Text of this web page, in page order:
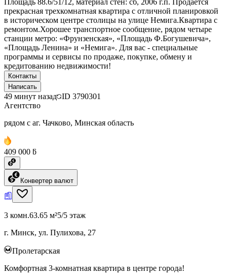
Площадь 88.6/51/12, материал стен: сб, 2006 г.п. Продается
прекрасная трехкомнатная квартира с отличной планировкой
в историческом центре столицы на улице Немига.Квартира с
ремонтом.Хорошее транспортное сообщение, рядом четыре
станции метро: «Фрунзенская», «Площадь Ф.Богушевича»,
«Площадь Ленина» и «Немига». Для вас - специальные
программы и сервисы по продаже, покупке, обмену и
кредитованию недвижимости!
Контакты
Написать
49 минут назад ID 3790301
Агентство
рядом с аг. Чачково, Минская область
409 000 ƃ
Конвертер валют
3 комн.63.65 м²5/5 этаж
г. Минск, ул. Пулихова, 27
Пролетарская
Комфортная 3-комнатная квартира в центре города!